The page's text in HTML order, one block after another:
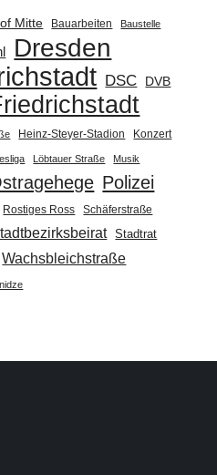
Mitte Bauarbeiten Baustelle
Dresden
DSC DVB
Heinz-Steyer-Stadion
Konzert
Löbtauer Straße Musik
Polizei
Rostiges Ross Schäferstraße
Stadtrat
Wachsbleichstraße